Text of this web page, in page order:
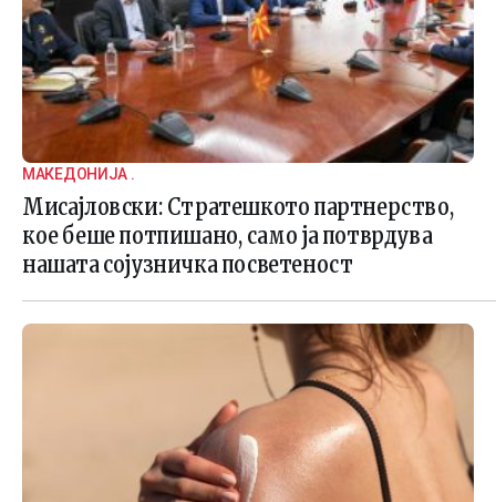
МАКЕДОНИЈА .
Мисајловски: Стратешкото партнерство,
кое беше потпишано, само ја потврдува
нашата сојузничка посветеност